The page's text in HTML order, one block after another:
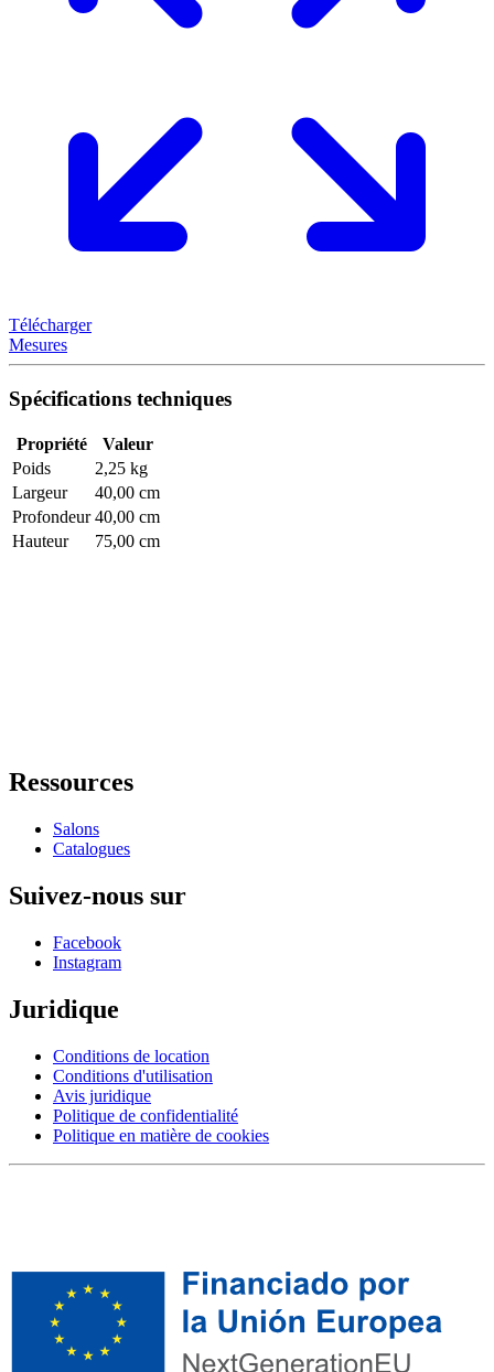
Télécharger
Mesures
Spécifications techniques
Propriété
Valeur
Poids
2,25 kg
Largeur
40,00 cm
Profondeur 40,00 cm
Hauteur
75,00 cm
Ressources
Salons
Catalogues
Suivez-nous sur
Facebook
Instagram
Juridique
Conditions de location
Conditions d'utilisation
Avis juridique
Politique de confidentialité
Politique en matière de cookies